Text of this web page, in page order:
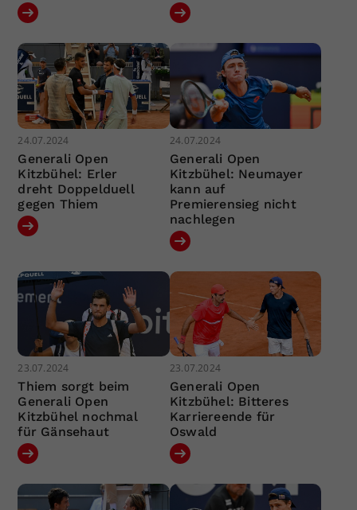
24.07.2024
Generali Open
Kitzbühel: Erler
dreht Doppelduell
gegen Thiem
24.07.2024
Generali Open
Kitzbühel: Neumayer
kann auf
Premierensieg nicht
nachlegen
23.07.2024
Thiem sorgt beim
Generali Open
Kitzbühel nochmal
für Gänsehaut
23.07.2024
Generali Open
Kitzbühel: Bitteres
Karriereende für
Oswald